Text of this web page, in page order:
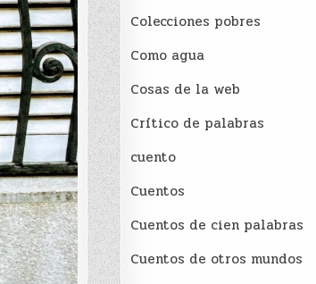
Colecciones pobres
Como agua
Cosas de la web
Crítico de palabras
cuento
Cuentos
Cuentos de cien palabras
Cuentos de otros mundos